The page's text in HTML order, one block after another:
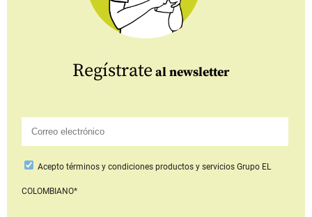
Regístrate al newsletter
Aceptotérminos y condiciones productos y serviciosGrupo EL
COLOMBIANO*